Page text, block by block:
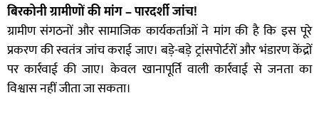
बिरकोनी ग्रामीणों की मांग – पारदर्शी जांच!
ग्रामीण संगठनों और सामाजिक कार्यकर्ताओं ने मांग की है कि इस पूरे
प्रकरण की स्वतंत्र जांच कराई जाए। बड़े-बड़े ट्रांसपोर्टरों और भंडारण केंद्रों
पर कार्रवाई की जाए। केवल खानापूर्ति वाली कार्रवाई से जनता का
विश्वास नहीं जीता जा सकता।